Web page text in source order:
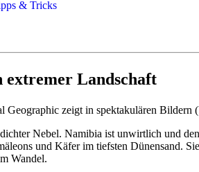
& Tricks
extremer Landschaft
zeigt in spektakulären Bildern
Nebel. Namibia ist unwirtlich und
und Käfer im tiefsten Dünensand.
Wandel.